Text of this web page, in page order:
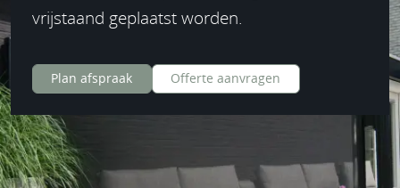
vrijstaand geplaatst worden.
Plan afspraak Offerte aanvragen